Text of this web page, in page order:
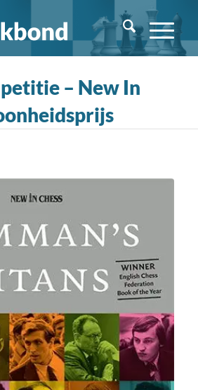
– New In